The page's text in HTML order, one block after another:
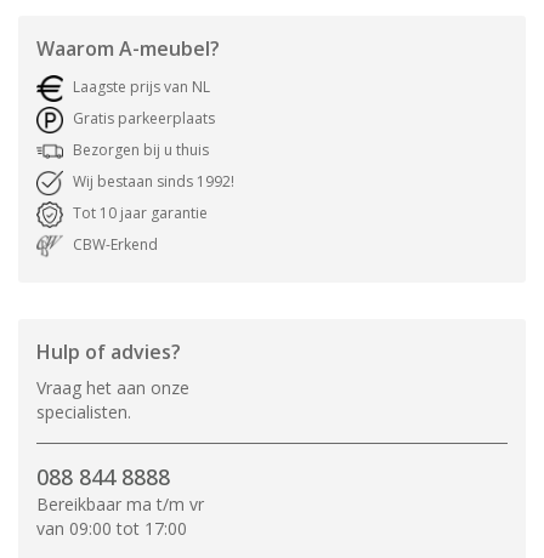
Waarom A-meubel?
Laagste prijs van NL
Gratis parkeerplaats
Bezorgen bij u thuis
Wij bestaan sinds 1992!
Tot 10 jaar garantie
CBW-Erkend
Hulp of advies?
Vraag het aan onze
specialisten.
088 844 8888
Bereikbaar ma t/m vr
van 09:00 tot 17:00